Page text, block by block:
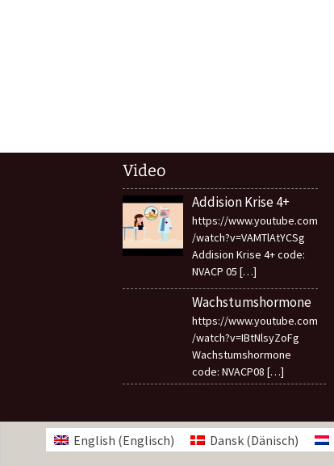
Video
Addision Krise 4+
https://www.youtube.com
/watch?v=VAMTlAtYCSg
Addision Krise 4+ code:
NVACP 05 […]
Wachstumshormone
https://www.youtube.com
/watch?v=IBtNlsyZoFg
Wachstumshormone
code: NVACP08 […]
English (Englisch) Dansk (Dänisch)